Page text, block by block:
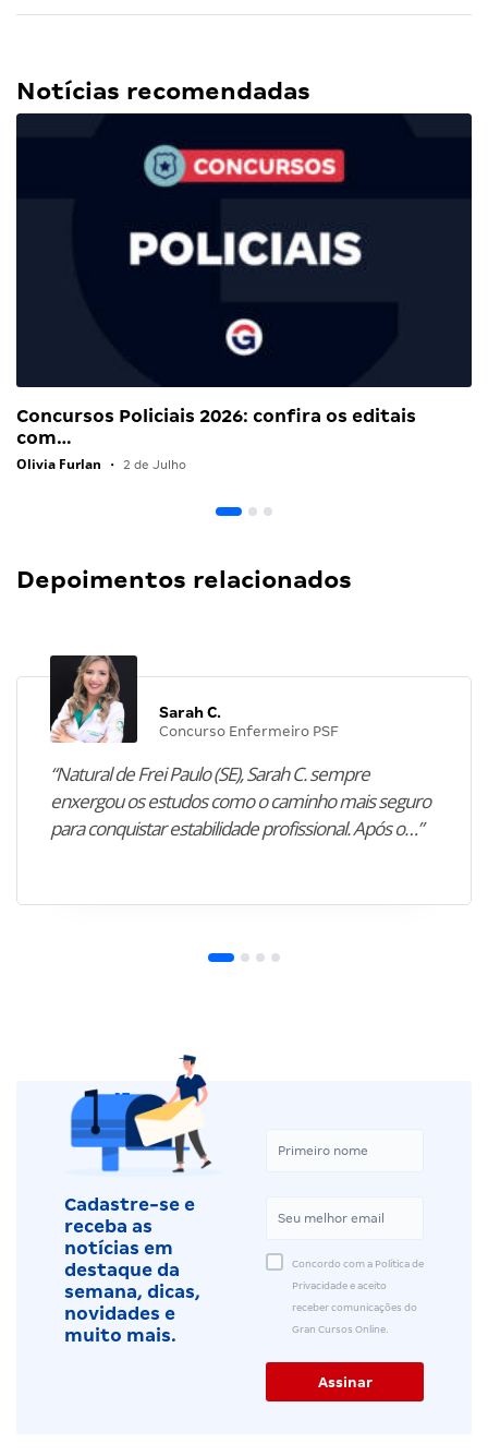
Notícias recomendadas
Concursos Policiais 2026: confira os editais
com…
Olivia Furlan • 2 de Julho
Depoimentos relacionados
Sarah C.
Concurso Enfermeiro PSF
“Natural de Frei Paulo (SE), Sarah C. sempre
enxergou os estudos como o caminho mais seguro
para conquistar estabilidade profissional. Após o…”
Cadastre-se e
receba as
notícias em
destaque da
semana, dicas,
novidades e
muito mais.
Concordo com a Política de
Privacidade e aceito
receber comunicações do
Gran Cursos Online.